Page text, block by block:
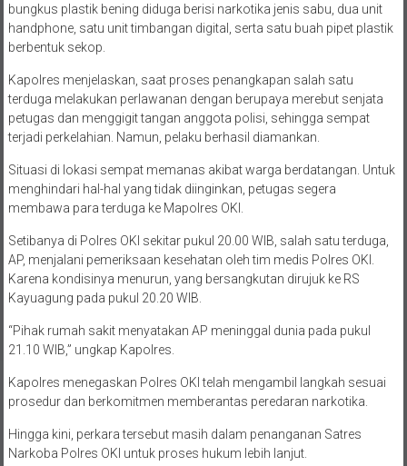
bungkus plastik bening diduga berisi narkotika jenis sabu, dua unit
handphone, satu unit timbangan digital, serta satu buah pipet plastik
berbentuk sekop.
Kapolres menjelaskan, saat proses penangkapan salah satu
terduga melakukan perlawanan dengan berupaya merebut senjata
petugas dan menggigit tangan anggota polisi, sehingga sempat
terjadi perkelahian. Namun, pelaku berhasil diamankan.
Situasi di lokasi sempat memanas akibat warga berdatangan. Untuk
menghindari hal-hal yang tidak diinginkan, petugas segera
membawa para terduga ke Mapolres OKI.
Setibanya di Polres OKI sekitar pukul 20.00 WIB, salah satu terduga,
AP, menjalani pemeriksaan kesehatan oleh tim medis Polres OKI.
Karena kondisinya menurun, yang bersangkutan dirujuk ke RS
Kayuagung pada pukul 20.20 WIB.
“Pihak rumah sakit menyatakan AP meninggal dunia pada pukul
21.10 WIB,” ungkap Kapolres.
Kapolres menegaskan Polres OKI telah mengambil langkah sesuai
prosedur dan berkomitmen memberantas peredaran narkotika.
Hingga kini, perkara tersebut masih dalam penanganan Satres
Narkoba Polres OKI untuk proses hukum lebih lanjut.